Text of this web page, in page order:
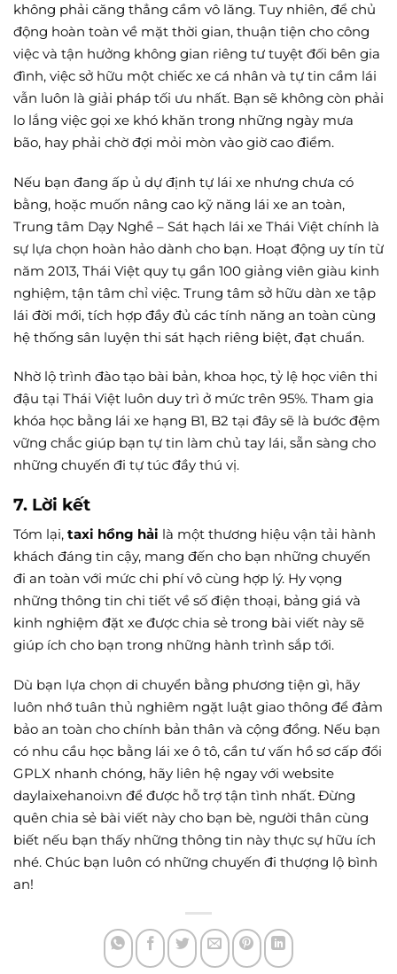
không phải căng thẳng cầm vô lăng. Tuy nhiên, để chủ
động hoàn toàn về mặt thời gian, thuận tiện cho công
việc và tận hưởng không gian riêng tư tuyệt đối bên gia
đình, việc sở hữu một chiếc xe cá nhân và tự tin cầm lái
vẫn luôn là giải pháp tối ưu nhất. Bạn sẽ không còn phải
lo lắng việc gọi xe khó khăn trong những ngày mưa
bão, hay phải chờ đợi mỏi mòn vào giờ cao điểm.
Nếu bạn đang ấp ủ dự định tự lái xe nhưng chưa có
bằng, hoặc muốn nâng cao kỹ năng lái xe an toàn,
Trung tâm Dạy Nghề – Sát hạch lái xe Thái Việt chính là
sự lựa chọn hoàn hảo dành cho bạn. Hoạt động uy tín từ
năm 2013, Thái Việt quy tụ gần 100 giảng viên giàu kinh
nghiệm, tận tâm chỉ việc. Trung tâm sở hữu dàn xe tập
lái đời mới, tích hợp đầy đủ các tính năng an toàn cùng
hệ thống sân luyện thi sát hạch riêng biệt, đạt chuẩn.
Nhờ lộ trình đào tạo bài bản, khoa học, tỷ lệ học viên thi
đậu tại Thái Việt luôn duy trì ở mức trên 95%. Tham gia
khóa học bằng lái xe hạng B1, B2 tại đây sẽ là bước đệm
vững chắc giúp bạn tự tin làm chủ tay lái, sẵn sàng cho
những chuyến đi tự túc đầy thú vị.
7. Lời kết
Tóm lại, taxi hồng hải là một thương hiệu vận tải hành
khách đáng tin cậy, mang đến cho bạn những chuyến
đi an toàn với mức chi phí vô cùng hợp lý. Hy vọng
những thông tin chi tiết về số điện thoại, bảng giá và
kinh nghiệm đặt xe được chia sẻ trong bài viết này sẽ
giúp ích cho bạn trong những hành trình sắp tới.
Dù bạn lựa chọn di chuyển bằng phương tiện gì, hãy
luôn nhớ tuân thủ nghiêm ngặt luật giao thông để đảm
bảo an toàn cho chính bản thân và cộng đồng. Nếu bạn
có nhu cầu học bằng lái xe ô tô, cần tư vấn hồ sơ cấp đổi
GPLX nhanh chóng, hãy liên hệ ngay với website
daylaixehanoi.vn để được hỗ trợ tận tình nhất. Đừng
quên chia sẻ bài viết này cho bạn bè, người thân cùng
biết nếu bạn thấy những thông tin này thực sự hữu ích
nhé. Chúc bạn luôn có những chuyến đi thượng lộ bình
an!